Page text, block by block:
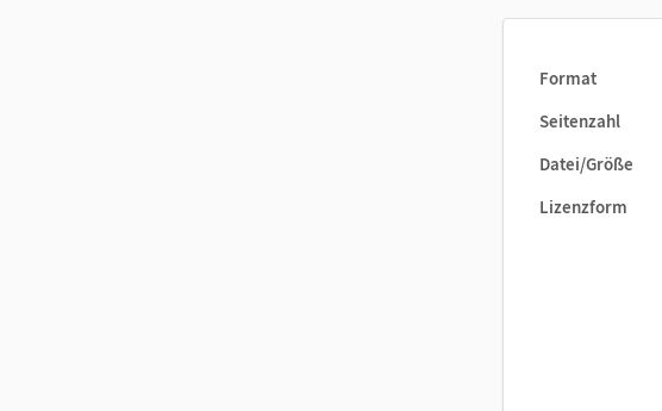
Format
Seitenzahl
Datei/Größe
Lizenzform